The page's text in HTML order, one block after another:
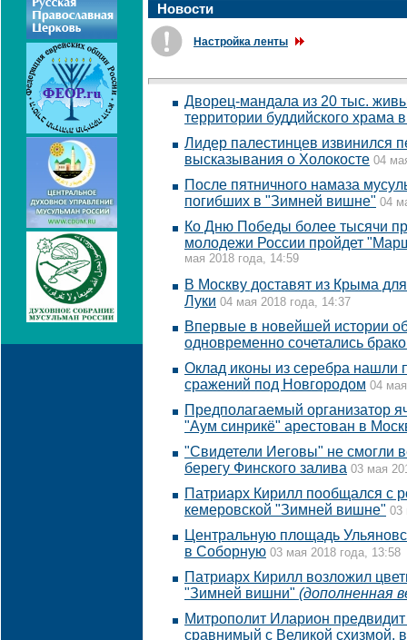
Новости
Настройка ленты
Дворец-мандала из 20 тыс.
территории буддийского храма
Лидер палестинцев извинился
высказывания о Холокосте 04
После пятничного намаза
погибших в "Зимней вишне" 04
Ко Дню Победы более тысячи
молодежи России пройдет
мая 2018 года, 14:59
В Москву доставят из Крыма
Луки 04 мая 2018 года, 14:37
Впервые в новейшей истории
одновременно сочетались
Оклад иконы из серебра нашли
сражений под Новгородом 04
Предполагаемый организатор
"Аум синрикё" арестован в
"Свидетели Иеговы" не смогли
берегу Финского залива 03 мая
Патриарх Кирилл пообщался с
кемеровской "Зимней вишне" 03
Центральную площадь
в Соборную 03 мая 2018 года, 13:58
Патриарх Кирилл возложил
"Зимней вишни" (дополненная
Митрополит Иларион
сравнимый с Великой схизмой,